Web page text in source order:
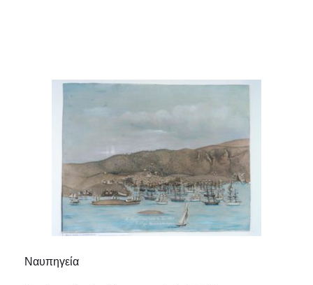
Ναυπηγεία